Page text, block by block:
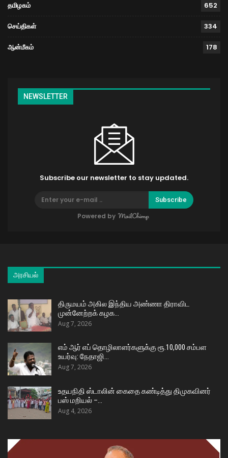
தமிழகம் 652
செய்திகள் 334
ஆன்மீகம் 178
NEWSLETTER
Subscribe our newsletter to stay updated.
Subscribe
Powered by
அரசியல்
திருமயம் அகில இந்திய அண்ணா திராவிட
முன்னேற்றக் கழக…
Aug 7, 2026
எம் ஆர் எப் தொழிலாளர்களுக்கு ரூ.10,000 சம்பள
உயர்வு: நேதாஜி…
Aug 7, 2026
உதயநிதி ஸ்டாலின் கைதை கண்டித்து திமுகவினர்
பஸ் மறியல் –…
Aug 4, 2026